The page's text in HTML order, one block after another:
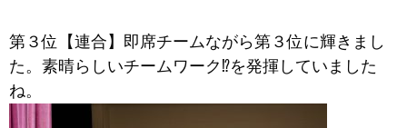
第３位【連合】即席チームながら第３位に輝きまし
た。素晴らしいチームワーク⁉を発揮していました
ね。